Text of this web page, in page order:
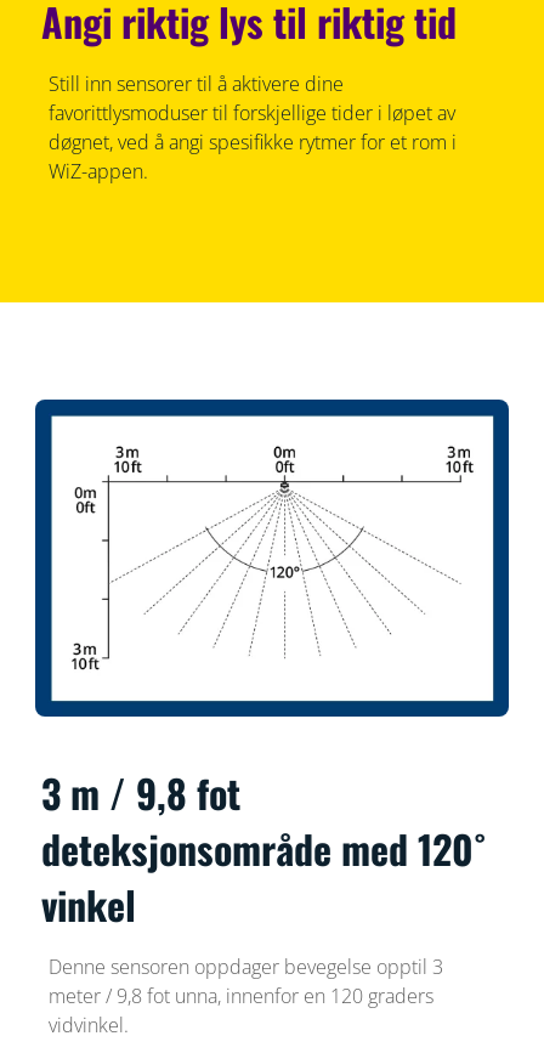
Angi riktig lys til riktig tid
Still inn sensorer til å aktivere dine
favorittlysmoduser til forskjellige tider i løpet av
døgnet, ved å angi spesifikke rytmer for et rom i
WiZ-appen.
3 m / 9,8 fot
deteksjonsområde med 120˚
vinkel
Denne sensoren oppdager bevegelse opptil 3
meter / 9,8 fot unna, innenfor en 120 graders
vidvinkel.